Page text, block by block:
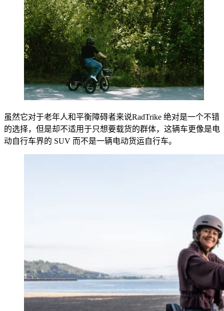
虽然它对于老年人和平衡障碍者来说RadTrike 绝对是一个不错
的选择，但是却不适用于只想要载货的群体，这辆车更像是电
动自行车界的 SUV 而不是一辆电动货运自行车。